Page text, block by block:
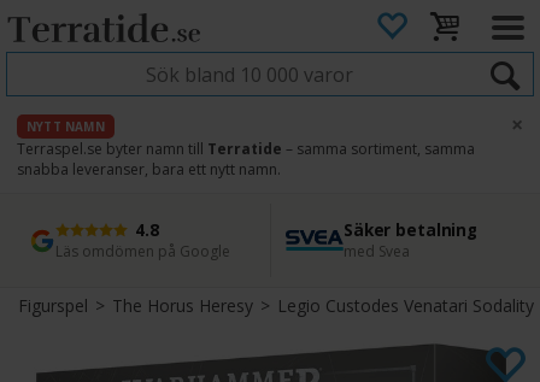
NYTT NAMN
Terraspel.se byter namn till Terratide – samma sortiment, samma
snabba leveranser, bara ett nytt namn.
×
4.8
Läs omdömen på Google
Säker betalning
med Svea
Snabb leverans
Direkt från lager
45 dagars ångerrätt
Enkel retur
Figurspel>The Horus Heresy> Legio Custodes Venatari Sodality